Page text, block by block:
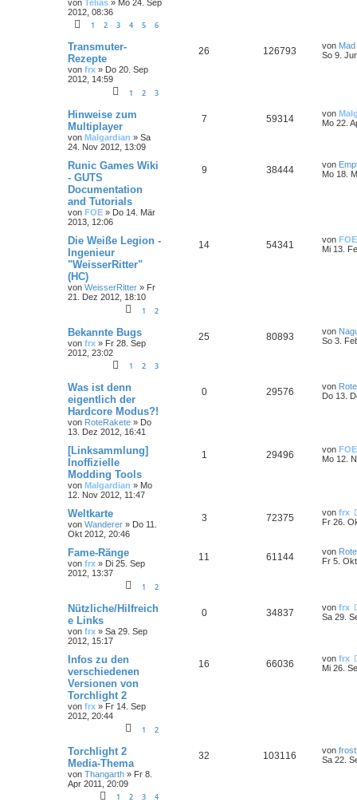
von Telias » Mo 24. Sep
2012, 08:36
1 2 3 4 5 6
Transmuter-
Rezepte
von frx » Do 20. Sep
2012, 14:59
1 2 3
26 126793 von
So 9.
Hinweise zum
Multiplayer
von Malgardian » Sa
24. Nov 2012, 13:09
7 59314 von
Mo 22.
Runic Games Wiki
- GUTS
Documentation
and Tutorials
von FOE » Do 14. Mär
2013, 12:06
9 38444 von
Mo 18.
Die Weiße Legion -
Ingenieur
"WeisserRitter"
(HC)
von WeisserRitter » Fr
21. Dez 2012, 18:10
1 2
14 54341 von FOE
Mi 13.
Bekannte Bugs
von frx » Fr 28. Sep
2012, 23:02
1 2 3
25 80893 von
So 3.
Was ist denn
eigentlich der
Hardcore Modus?!
von RoteRakete » Do
13. Dez 2012, 16:41
0 29576 von
Do 13.
[Linksammlung]
Inoffizielle
Modding Tools
von Malgardian » Mo
12. Nov 2012, 11:47
1 29496 von FOE
Mo 12.
Weltkarte
von Wanderer » Do 11.
Okt 2012, 20:46
3 72375 von frx
Fr 26.
Fame-Ränge
von frx » Di 25. Sep
2012, 13:37
1 2
11 61144 von
Fr 5.
Nützliche/Hilfreich
e Links
von frx » Sa 29. Sep
2012, 15:17
0 34837 von frx
Sa 29.
Infos zu den
verschiedenen
Versionen von
Torchlight 2
von frx » Fr 14. Sep
2012, 20:44
1 2
16 66036 von frx
Mi 26.
Torchlight 2
Media-Thema
von Thangarth » Fr 8.
Apr 2011, 20:09
1 2 3 4
32 103116 von
Sa 22.